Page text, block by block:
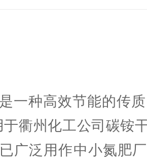
是一种高效节能的传
衢州化工公司碳铵
广泛用作中小氮肥